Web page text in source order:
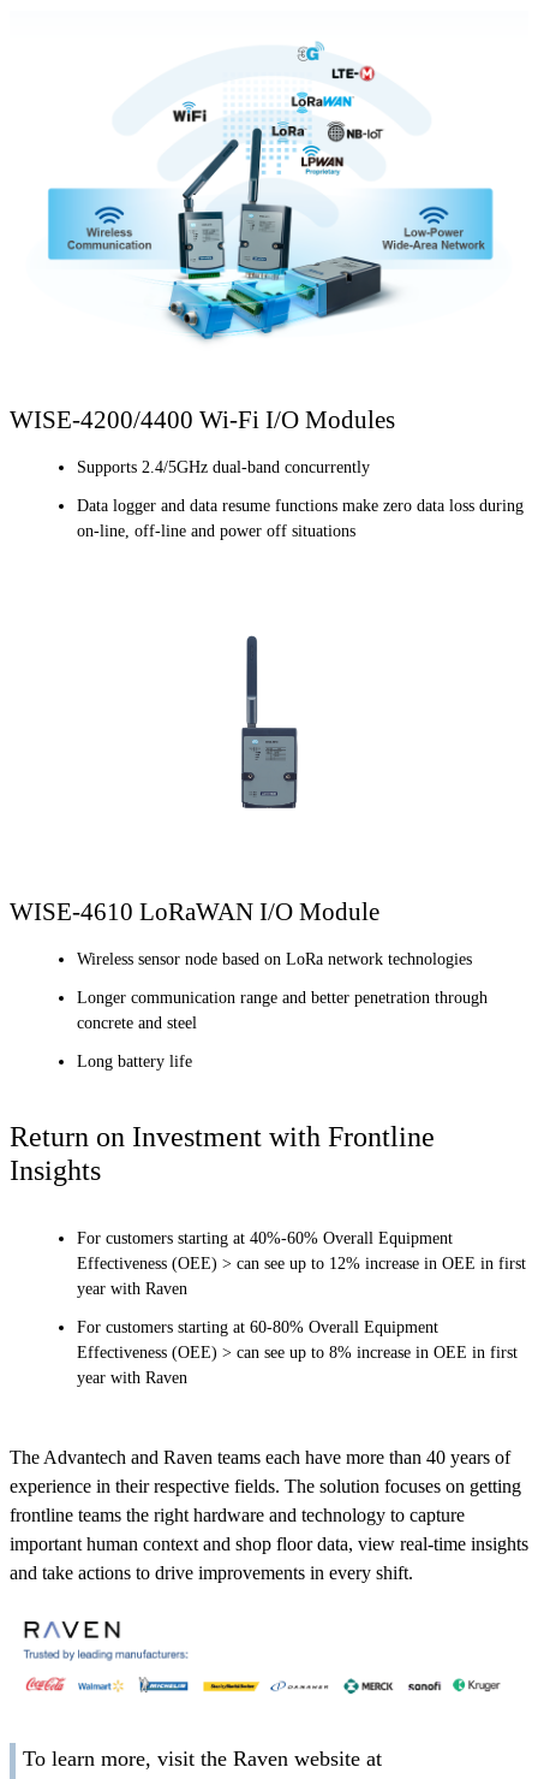
WISE-4200/4400 Wi-Fi I/O Modules
Supports 2.4/5GHz dual-band concurrently
Data logger and data resume functions make zero data loss during
on-line, off-line and power off situations
WISE-4610 LoRaWAN I/O Module
Wireless sensor node based on LoRa network technologies
Longer communication range and better penetration through
concrete and steel
Long battery life
Return on Investment with Frontline
Insights
For customers starting at 40%-60% Overall Equipment
Effectiveness (OEE) > can see up to 12% increase in OEE in first
year with Raven
For customers starting at 60-80% Overall Equipment
Effectiveness (OEE) > can see up to 8% increase in OEE in first
year with Raven
The Advantech and Raven teams each have more than 40 years of
experience in their respective fields. The solution focuses on getting
frontline teams the right hardware and technology to capture
important human context and shop floor data, view real-time insights
and take actions to drive improvements in every shift.
To learn more, visit the Raven website at